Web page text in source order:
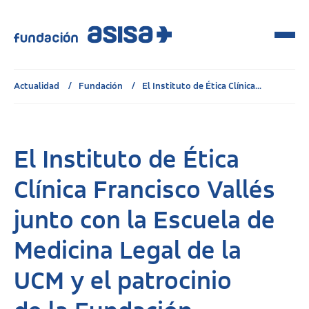
Actualidad Fundación El Instituto de Ética Clínica...
El Instituto de Ética
Clínica Francisco Vallés
junto con la Escuela de
Medicina Legal de la
UCM y el patrocinio